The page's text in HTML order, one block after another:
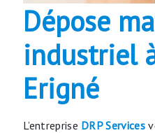
Dépose matériel
industriel
Erigné
L’entreprise DRP Services